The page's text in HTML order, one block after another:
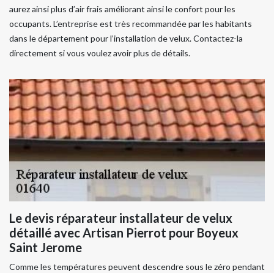
aurez ainsi plus d’air frais améliorant ainsi le confort pour les
occupants. L’entreprise est très recommandée par les habitants
dans le département pour l’installation de velux. Contactez-la
directement si vous voulez avoir plus de détails.
Le devis réparateur installateur de velux
détaillé avec Artisan Pierrot pour Boyeux
Saint Jerome
Comme les températures peuvent descendre sous le zéro pendant